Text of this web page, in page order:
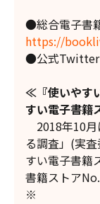
●総合電子書
https://
●公式
≪『使いやす
すい電子書籍
2018年10月
る調査」(実
すい電子書籍
書籍ストア
※